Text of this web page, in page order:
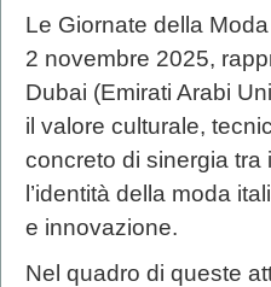
Le Giornate della
2 novembre 2025,
Dubai (Emirati Arabi
il valore culturale,
concreto di sinergia tra
l’identità della moda
e innovazione.
Nel quadro di queste